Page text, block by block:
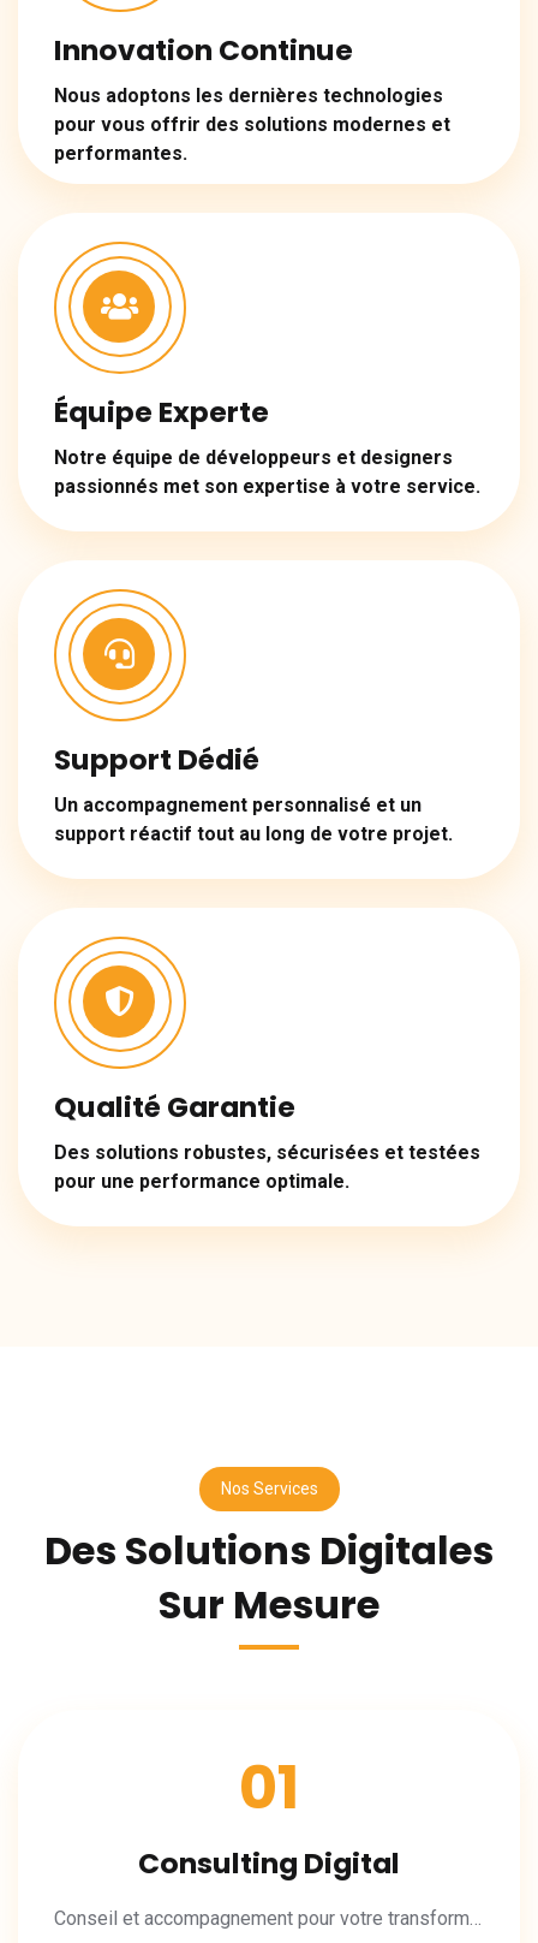
Innovation Continue
Nous adoptons les dernières technologies
pour vous offrir des solutions modernes et
performantes.
Équipe Experte
Notre équipe de développeurs et designers
passionnés met son expertise à votre service.
Support Dédié
Un accompagnement personnalisé et un
support réactif tout au long de votre projet.
Qualité Garantie
Des solutions robustes, sécurisées et testées
pour une performance optimale.
Nos Services
Des Solutions Digitales
Sur Mesure
01
Consulting Digital
Conseil et accompagnement pour votre transformation digitale.